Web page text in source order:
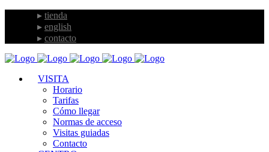
tienda
english
contacto
VISITA
Horario
Tarifas
Cómo llegar
Normas de acceso
Visitas guiadas
Contacto